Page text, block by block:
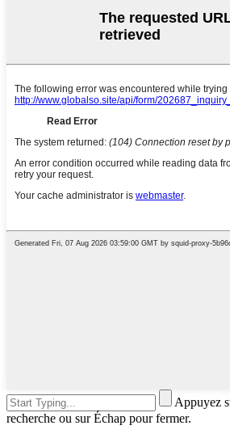
Appuyez
recherche ou sur Échap pour fermer.